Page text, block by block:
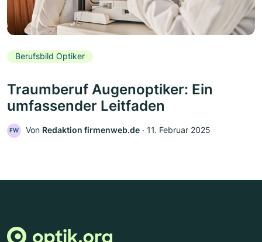
Berufsbild Optiker
Traumberuf Augenoptiker: Ein
umfassender Leitfaden
FW Von Redaktion firmenweb.de ‧ 11. Februar 2025